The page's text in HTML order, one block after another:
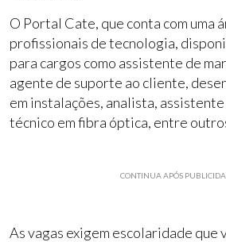
O Portal Cate, que conta com uma
profissionais de tecnologia,
para cargos como assistente de
agente de suporte ao cliente,
em instalações, analista,
técnico em fibra óptica, entre
CONTINUA APÓS
As vagas exigem escolaridade que